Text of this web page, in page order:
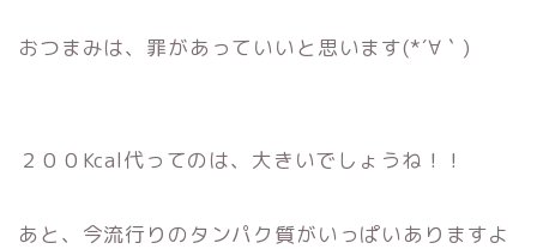
おつまみは、罪があっていいと思います(*´∀｀)
２００Kcal代ってのは、大きいでしょうね！！
あと、今流行りのタンパク質がいっぱいありますよ